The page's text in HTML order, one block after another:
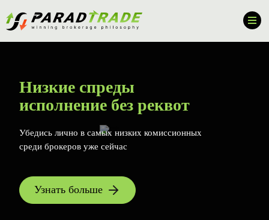
Низкие спреды
исполнение без реквот
Убедись лично в самых низких комиссионных
среди брокеров уже сейчас
Узнать больше